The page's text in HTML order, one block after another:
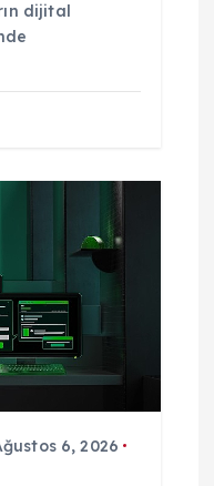
dijital
6, 2026